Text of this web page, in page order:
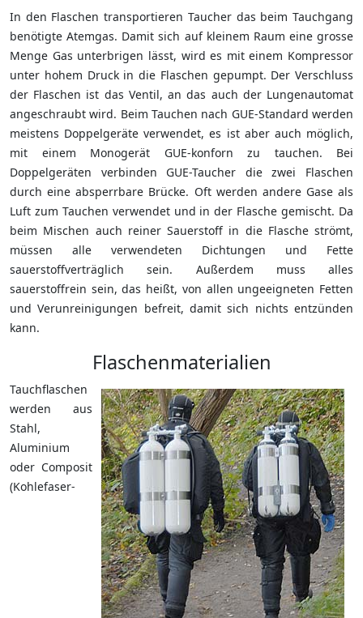
In den Flaschen transportieren Taucher das beim Tauchgang
benötigte Atemgas. Damit sich auf kleinem Raum eine grosse
Menge Gas unterbrigen lässt, wird es mit einem Kompressor
unter hohem Druck in die Flaschen gepumpt. Der Verschluss
der Flaschen ist das Ventil, an das auch der Lungenautomat
angeschraubt wird. Beim Tauchen nach GUE-Standard werden
meistens Doppelgeräte verwendet, es ist aber auch möglich,
mit einem Monogerät GUE-konforn zu tauchen. Bei
Doppelgeräten verbinden GUE-Taucher die zwei Flaschen
durch eine absperrbare Brücke. Oft werden andere Gase als
Luft zum Tauchen verwendet und in der Flasche gemischt. Da
beim Mischen auch reiner Sauerstoff in die Flasche strömt,
müssen alle verwendeten Dichtungen und Fette
sauerstoffverträglich sein. Außerdem muss alles
sauerstoffrein sein, das heißt, von allen ungeeigneten Fetten
und Verunreinigungen befreit, damit sich nichts entzünden
kann.
Flaschenmaterialien
Tauchflaschen
werden aus
Stahl,
Aluminium
oder Composit
(Kohlefaser-